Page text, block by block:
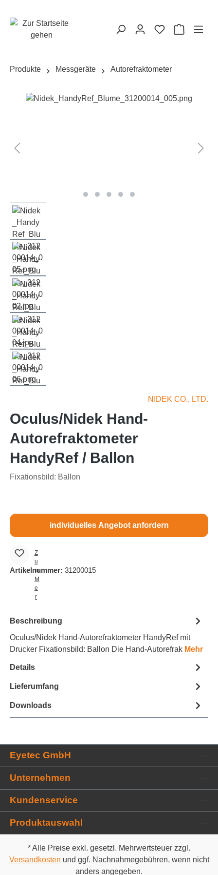
Produkte Messgeräte Autorefraktometer
Bildergalerie überspringen
NIDEK CO., LTD.
Oculus/Nidek Hand-
Autorefraktometer
HandyRef / Ballon
Fixationsbild: Ballon
individuelles Angebot anfordern
Z
u
m
M
e
r
e
e
l
z
f
g
Artikelnummer: 31200015
Beschreibung
Oculus/Nidek Hand-Autorefraktometer HandyRef mit
Drucker Fixationsbild: Ballon Die Hand-Autorefrak Mehr
Details
Lieferumfang
Downloads
Eyetec GmbH
Unternehmen
Kundenservice
Produktauswahl
* Alle Preise exkl. gesetzl. Mehrwertsteuer zzgl.
Versandkosten und ggf. Nachnahmegebühren, wenn nicht
anders angegeben.